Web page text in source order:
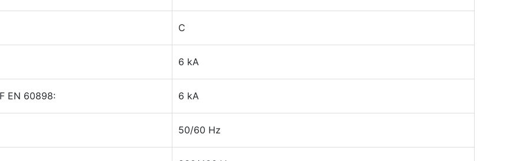
C
6 kA
EN 60898: 6 kA
50/60 Hz